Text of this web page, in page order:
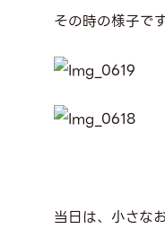
その時の様子で
当日は、小さな